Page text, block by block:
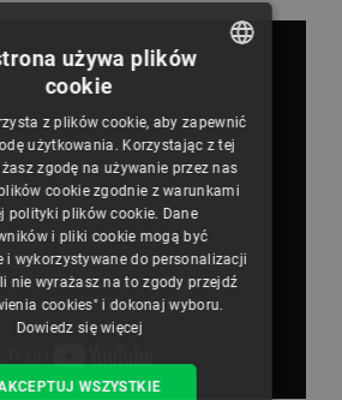
CZECH
ENGLISH
GERMAN
używa plików
cookie
z plików cookie, aby zapewnić
użytkowania. Korzystając z tej
zgodę na używanie przez nas
cookie zgodnie z warunkami
polityki plików cookie. Dane
i pliki cookie mogą być
i wykorzystywane do personalizacji
nie wyrażasz na to zgody przejdź
cookies" i dokonaj wyboru.
Dowiedz się więcej
WSZYSTKIE